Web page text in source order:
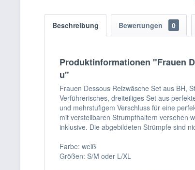
Beschreibung Bewertungen 0
Produktinformationen "Frauen
u"
Frauen Dessous Reizwäsche Set aus BH,
Verführerisches, dreiteiliges Set aus
und mehrstufigem Verschluss für eine
mit verstellbaren Strumpfhaltern versehen
inklusive. Die abgebildeten Strümpfe sind
Farbe: weiß
Größen: S/M oder L/XL